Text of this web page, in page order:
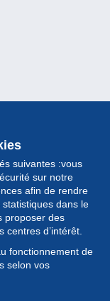
suivantes :vous
sur notre
afin de rendre
dans le
proposer des
d’intérêt.
fonctionnement de
selon vos